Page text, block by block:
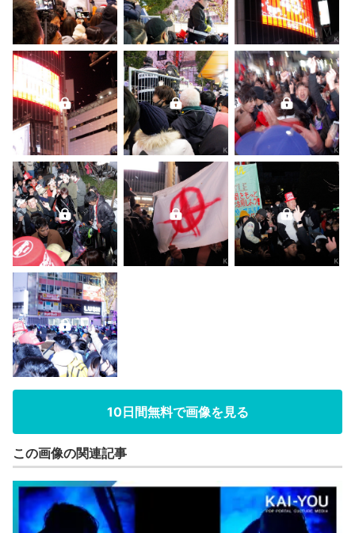
10日間無料で画像を見る
この画像の関連記事